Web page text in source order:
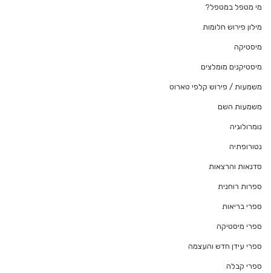
מי מטפל במטפל?
מילון פירוש חלומות
מיסטיקה
מיסטיקנים מומלצים
משמעות / פירוש קלפי טארוט
משמעות השם
נומרולוגיה
נטורופתיה
סדנאות והרצאות
ספרות רוחנית
ספרי בריאות
ספרי מיסטיקה
ספרי עידן חדש והעצמה
ספרי קבלה